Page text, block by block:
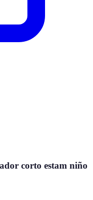
corto estam niño